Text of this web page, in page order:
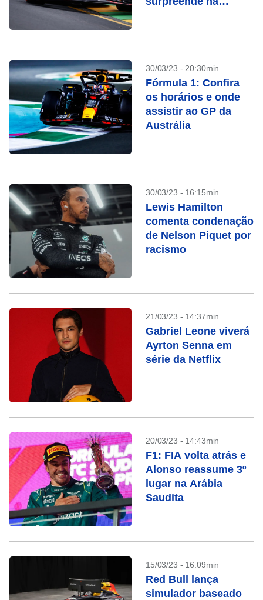
30/03/23 - 20:30min
Fórmula 1: Confira
os horários e onde
assistir ao GP da
Austrália
30/03/23 - 16:15min
Lewis Hamilton
comenta condenação
de Nelson Piquet por
racismo
21/03/23 - 14:37min
Gabriel Leone viverá
Ayrton Senna em
série da Netflix
20/03/23 - 14:43min
F1: FIA volta atrás e
Alonso reassume 3º
lugar na Arábia
Saudita
15/03/23 - 16:09min
Red Bull lança
simulador baseado